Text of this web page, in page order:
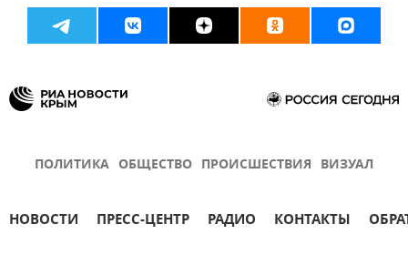
ПОЛИТИКА ОБЩЕСТВО ПРОИСШЕСТВИЯ ВИЗУАЛ
НОВОСТИ ПРЕСС-ЦЕНТР РАДИО КОНТАКТЫ